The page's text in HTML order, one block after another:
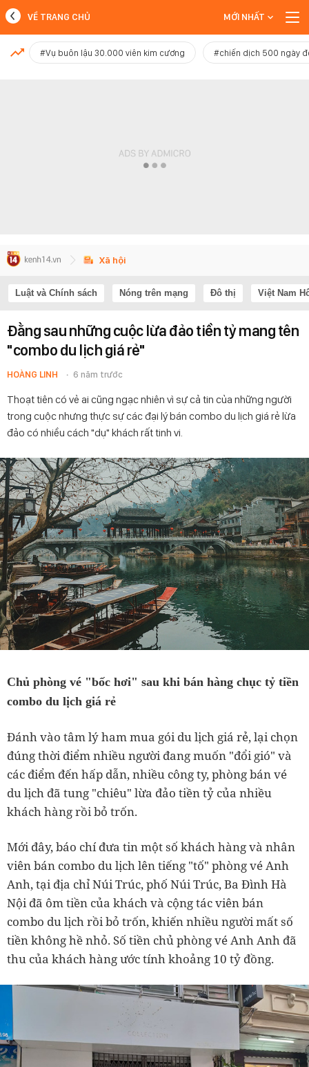
MỚI NHẤT
VỀ TRANG CHỦ MỚI NHẤT
#Vụ buôn lậu 30.000 viên kim cương #chiến dịch 500 ngày
Xã hội
Luật và Chính sách Nóng trên mạng Đô thị Việt Nam
Đằng sau những cuộc lừa đảo tiền tỷ mang tên
"combo du lịch giá rẻ"
HOÀNG LINH 6 năm trước
Thoạt tiên có vẻ ai cũng ngạc nhiên vì sự cả tin của những người
trong cuộc nhưng thực sự các đại lý bán combo du lịch giá rẻ lừa
đảo có nhiều cách "dụ" khách rất tinh vi.
Chủ phòng vé "bốc hơi" sau khi bán hàng chục tỷ tiền
combo du lịch giá rẻ
Đánh vào tâm lý ham mua gói du lịch giá rẻ, lại chọn
đúng thời điểm nhiều người đang muốn "đổi gió" và
các điểm đến hấp dẫn, nhiều công ty, phòng bán vé
du lịch đã tung "chiêu" lừa đảo tiền tỷ của nhiều
khách hàng rồi bỏ trốn.
Mới đây, báo chí đưa tin một số khách hàng và nhân
viên bán combo du lịch lên tiếng "tố" phòng vé Anh
Anh, tại địa chỉ Núi Trúc, phố Núi Trúc, Ba Đình Hà
Nội đã ôm tiền của khách và cộng tác viên bán
combo du lịch rồi bỏ trốn, khiến nhiều người mất số
tiền không hề nhỏ. Số tiền chủ phòng vé Anh Anh đã
thu của khách hàng ước tính khoảng 10 tỷ đồng.